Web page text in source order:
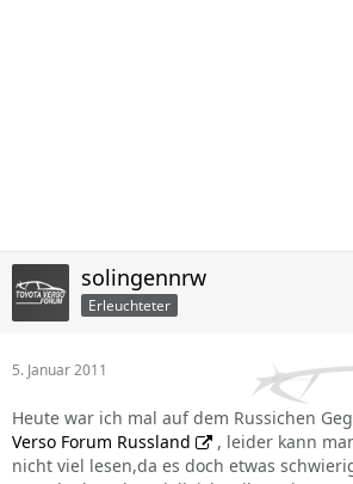
solingennrw
Erleuchteter
5. Januar 2011
Heute war ich mal auf dem Russichen
Verso Forum Russland
, leider kann
nicht viel lesen,da es doch etwas